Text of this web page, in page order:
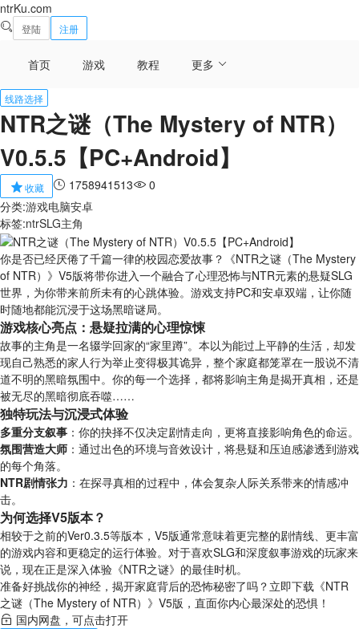
ntrKu.com
登陆 注册
首页 游戏 教程 更多
线路选择
NTR之谜（The Mystery of NTR）
V0.5.5【PC+Android】
收藏 1758941513
0
分类:游戏电脑安卓
标签:ntrSLG主角
你是否已经厌倦了千篇一律的校园恋爱故事？《NTR之谜（The Mystery
of NTR）》V5版将带你进入一个融合了心理恐怖与NTR元素的悬疑SLG
世界，为你带来前所未有的心跳体验。游戏支持PC和安卓双端，让你随
时随地都能沉浸于这场黑暗谜局。
游戏核心亮点：悬疑拉满的心理惊悚
故事的主角是一名辍学回家的“家里蹲”。本以为能过上平静的生活，却发
现自己熟悉的家人行为举止变得极其诡异，整个家庭都笼罩在一股说不清
道不明的黑暗氛围中。你的每一个选择，都将影响主角是揭开真相，还是
被无尽的黑暗彻底吞噬……
独特玩法与沉浸式体验
多重分支叙事 ：你的抉择不仅决定剧情走向，更将直接影响角色的命运。
氛围营造大师 ：通过出色的环境与音效设计，将悬疑和压迫感渗透到游戏
的每个角落。
NTR剧情张力 ：在探寻真相的过程中，体会复杂人际关系带来的情感冲
击。
为何选择V5版本？
相较于之前的Ver0.3.5等版本，V5版通常意味着更完整的剧情线、更丰富
的游戏内容和更稳定的运行体验。对于喜欢SLG和深度叙事游戏的玩家来
说，现在正是深入体验《NTR之谜》的最佳时机。
准备好挑战你的神经，揭开家庭背后的恐怖秘密了吗？立即下载《NTR
之谜（The Mystery of NTR）》V5版，直面你内心最深处的恐惧！
国内网盘，可点击打开